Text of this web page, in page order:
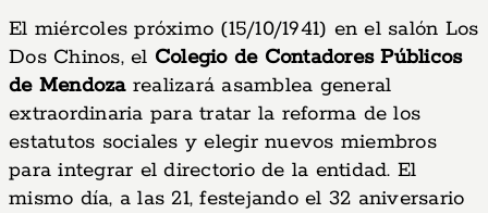
El miércoles próximo (15/10/1941) en el salón Los
Dos Chinos, el Colegio de Contadores Públicos
de Mendozarealizará asamblea general
extraordinaria para tratar la reforma de los
estatutos sociales y elegir nuevos miembros
para integrar el directorio de la entidad. El
mismo día, a las 21, festejando el 32 aniversario